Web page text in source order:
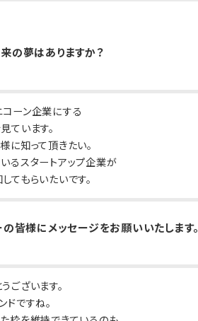
の夢はありますか？
ーン企業にする
ています。
に知って頂きたい。
るスタートアップ企業が
てもらいたいです。
皆様にメッセージをお願いいたします。
ございます。
ドですね。